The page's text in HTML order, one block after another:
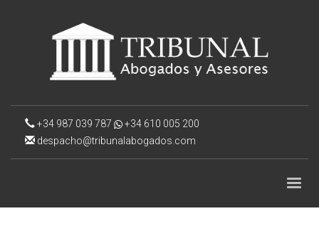
+34 987 039 787
+34 610 005 200
despacho@tribunalabogados.com